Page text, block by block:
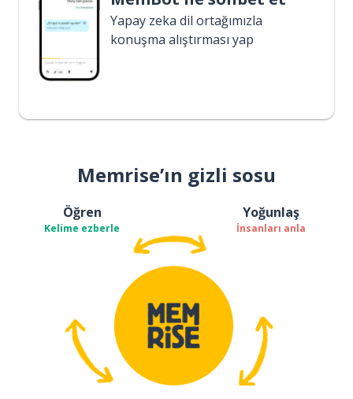
Yapay zeka dil ortağımızla
konuşma alıştırması yap
Memrise’ın gizli sosu
Öğren
Kelime ezberle
Yoğunlaş
İnsanları anla